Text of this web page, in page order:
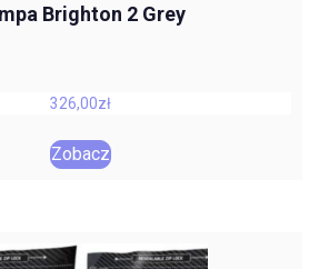
Brighton 2 Grey
326,00zł
Zobacz